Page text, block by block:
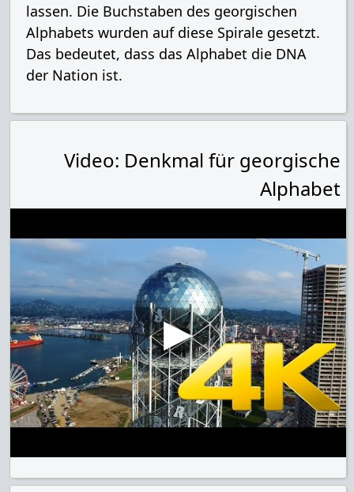
lassen. Die Buchstaben des georgischen
Alphabets wurden auf diese Spirale gesetzt.
Das bedeutet, dass das Alphabet die DNA
der Nation ist.
Video: Denkmal für georgische
Alphabet